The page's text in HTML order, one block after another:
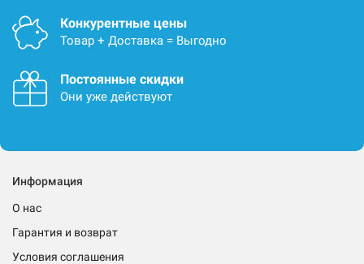
Конкурентные цены
Товар + Доставка = Выгодно
Постоянные скидки
Они уже действуют
Информация
О нас
Гарантия и возврат
Условия соглашения